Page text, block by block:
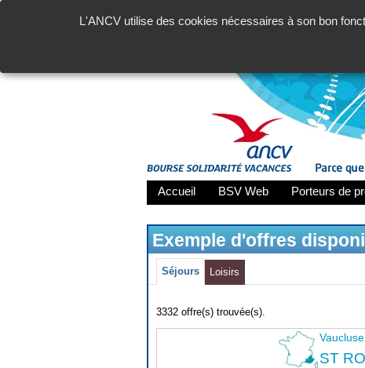
L'ANCV utilise des cookies nécessaires à son bon
Accueil BSV Web Porteurs de
Exemple d'offres
Séjours Loisirs
3332 offre(s) trouvée(s).
ST